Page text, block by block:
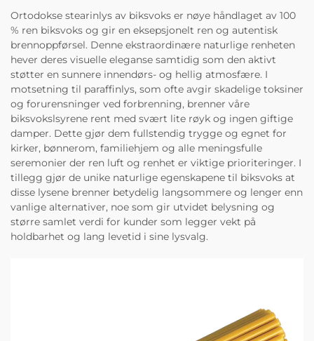
Ortodokse stearinlys av biksvoks er nøye håndlaget av 100
% ren biksvoks og gir en eksepsjonelt ren og autentisk
brennoppførsel. Denne ekstraordinære naturlige renheten
hever deres visuelle eleganse samtidig som den aktivt
støtter en sunnere innendørs- og hellig atmosfære. I
motsetning til paraffinlys, som ofte avgir skadelige toksiner
og forurensninger ved forbrenning, brenner våre
biksvokslsyrene rent med svært lite røyk og ingen giftige
damper. Dette gjør dem fullstendig trygge og egnet for
kirker, bønnerom, familiehjem og alle meningsfulle
seremonier der ren luft og renhet er viktige prioriteringer. I
tillegg gjør de unike naturlige egenskapene til biksvoks at
disse lysene brenner betydelig langsommere og lenger enn
vanlige alternativer, noe som gir utvidet belysning og
større samlet verdi for kunder som legger vekt på
holdbarhet og lang levetid i sine lysvalg.